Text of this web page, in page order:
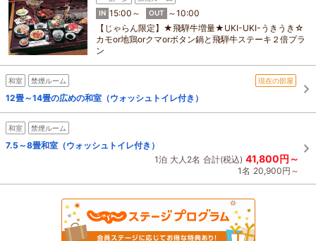
IN 15:00～ OUT
～10:00
【じゃらん限定】★飛騨牛増量★UKI-UKI-うきうき☆
カモor地鶏orクマorボタン鍋と飛騨牛ステーキ２倍プラ
ン
和室 禁煙ルーム 現在の部屋
12畳～14畳の広めの和室（ウォッシュトイレ付き）
和室 禁煙ルーム
7.5～8畳和室（ウォッシュトイレ付き）
1泊 大人2名 合計(税込) 41,800円～
1名 20,900円～